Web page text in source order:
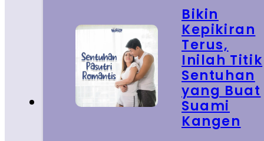
Bikin
Kepikiran
Terus,
Inilah Titik
Sentuhan
yang Buat
Suami
Kangen